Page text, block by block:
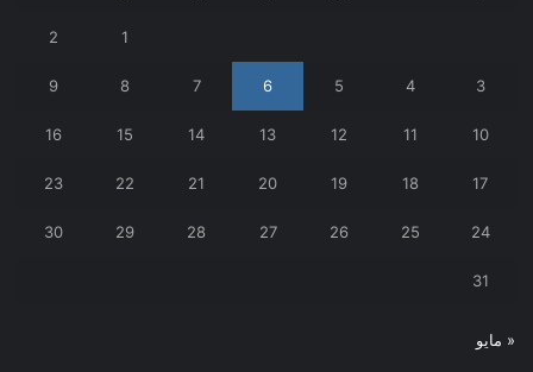
1
2
3
4
5
6
7
8
9
10
11
12
13
14
15
16
17
18
19
20
21
22
23
24
25
26
27
28
29
30
31
« مايو